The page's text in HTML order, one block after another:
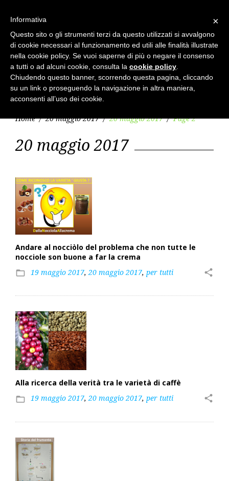
Cerca
per:
menu
Home / 20 maggio 2017 / 20 maggio 2017 / Page 2
20
maggio
20 maggio 2017
Andare al nocciòlo del problema che non tutte le
nocciole son buone a far la crema
folder_open 19 maggio 2017,20 maggio 2017, per tutti share
Alla ricerca della verità tra le varietà di caffè
folder_open 19 maggio 2017,20 maggio 2017, per tutti share
×
Informativa
Questo sito o gli strumenti terzi da questo utilizzati si avvalgono
di cookie necessari al funzionamento ed utili alle finalità illustrate
nella cookie policy. Se vuoi saperne di più o negare il consenso
a tutti o ad alcuni cookie, consulta la cookie policy
Chiudendo questo banner, scorrendo questa pagina, cliccando
su un link o proseguendo la navigazione in altra maniera,
acconsenti all’uso dei cookie.